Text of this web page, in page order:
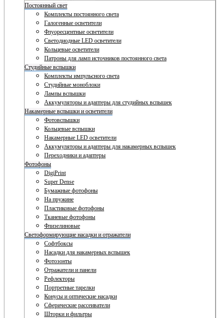
Постоянный свет
Комплекты постоянного света
Галогенные осветители
Флуоресцентные осветители
Светодиодные LED осветители
Кольцевые осветители
Патроны для ламп источников постоянного света
Студийные вспышки
Комплекты импульсного света
Студийные моноблоки
Лампы вспышки
Аккумуляторы и адаптеры для студийных вспышек
Накамерные вспышки и осветители
Фотовспышки
Кольцевые вспышки
Накамерные LED осветители
Аккумуляторы и адаптеры для накамерных вспышек
Переходники и адаптеры
Фотофоны
DigiPrint
Super Dense
Бумажные фотофоны
На пружине
Пластиковые фотофоны
Тканевые фотофоны
Флизелиновые
Светоформирующие насадки и отражатели
Софтбоксы
Насадки для накамерных вспышек
Фотозонты
Отражатели и панели
Рефлекторы
Портретные тарелки
Конусы и оптические насадки
Сферические рассеиватели
Шторки и фильтры